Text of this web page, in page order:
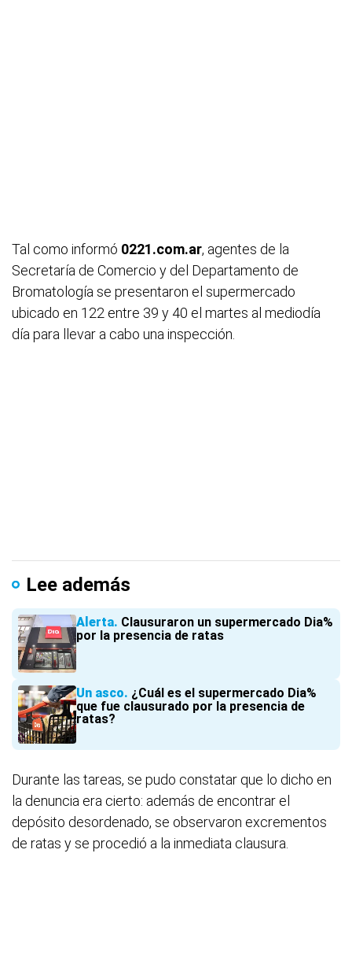
Tal como informó 0221.com.ar, agentes de la
Secretaría de Comercio y del Departamento de
Bromatología se presentaron el supermercado
ubicado en 122 entre 39 y 40 el martes al mediodía
día para llevar a cabo una inspección.
Lee además
Alerta Clausuraron un supermercado Dia%
por la presencia de ratas
Un asco ¿Cuál es el supermercado Dia%
que fue clausurado por la presencia de
ratas?
Durante las tareas, se pudo constatar que lo dicho en
la denuncia era cierto: además de encontrar el
depósito desordenado, se observaron excrementos
de ratas y se procedió a la inmediata clausura.